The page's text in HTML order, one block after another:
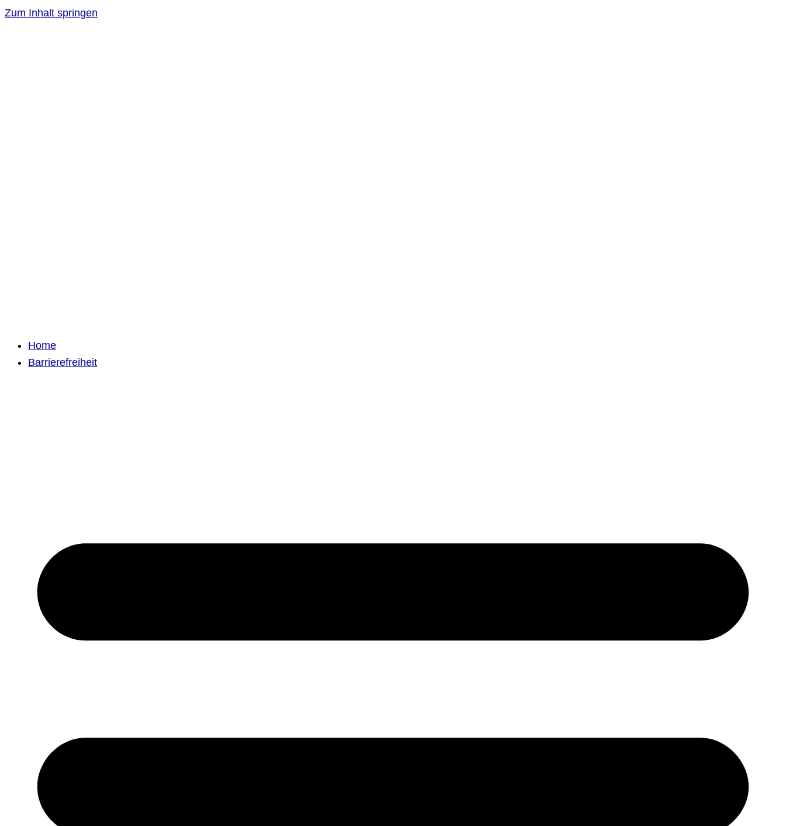
Zum Inhalt springen
Home
Barrierefreiheit